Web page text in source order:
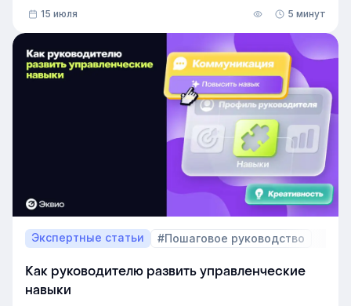
В этой статье разберём, релевантный опыт работы
— что это на практике, как оценивать его при найме
и внутренних переводах, почему не всегда стоит
искать полностью готовых специалистов и как
развивать нужные компетенции внутри компании.
15 июля 5 минут
Экспертные статьи #Пошаговое руководство
Как руководителю развить управленческие
навыки